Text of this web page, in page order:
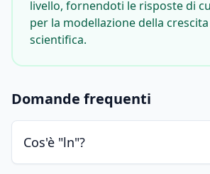
livello, fornendoti le risposte di
per la modellazione della
scientifica.
Domande frequenti
Cos'è "ln"?